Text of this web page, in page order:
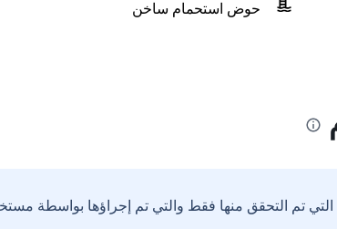
حوض استحمام ساخن
تم التحقق منها فقط والتي تم إجراؤها بواسطة